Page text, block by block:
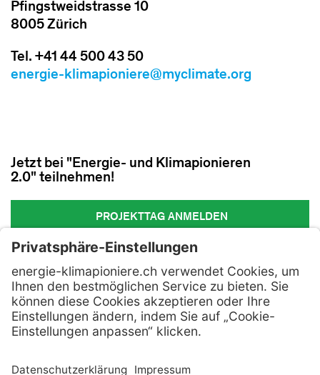
Pfingstweidstrasse 10
8005 Zürich
Tel. +41 44 500 43 50
energie-klimapioniere@myclimate.org
Jetzt bei "Energie- und Klimapionieren
2.0" teilnehmen!
PROJEKTTAG ANMELDEN
AGB